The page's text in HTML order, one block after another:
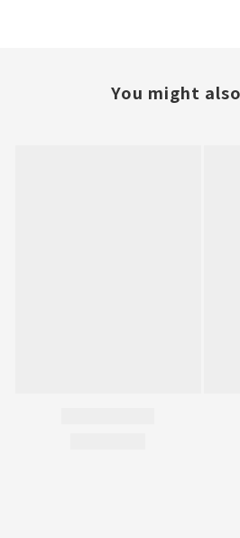
You might